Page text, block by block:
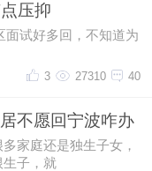
下方“开”即可领
压抑
面试好多回，不知道为
压抑感，上下
40
27310
3
不愿回宁波咋办
家庭还是独生子女，
生子，就